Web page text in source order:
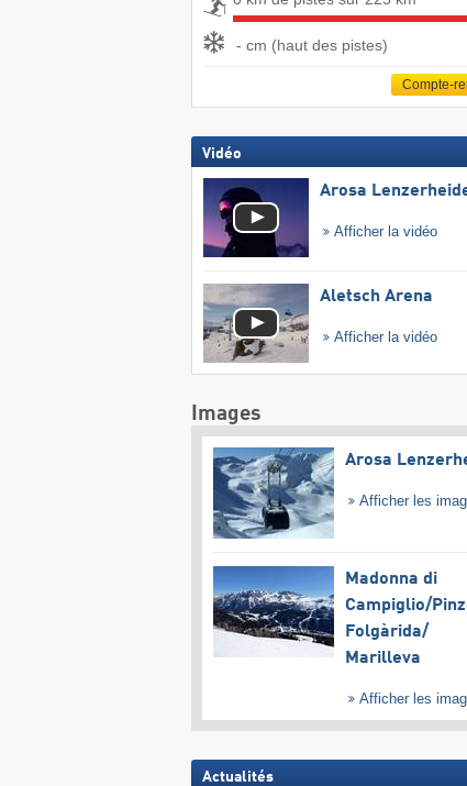
- cm (haut des pistes)
Compte-
Vidéo
Arosa
Afficher la vidéo
Aletsch Arena
Afficher la vidéo
Images
Arosa
Afficher les
Madonna di
Campiglio/​
Folgàrida/​
Marilleva
Afficher les
Actualités